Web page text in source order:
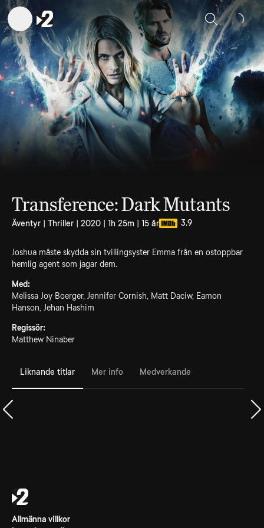
Sök
Transference: Dark Mutants
Äventyr | Thriller | 2020 | 1h 25m | 15 år 3.9
Joshua måste skydda sin tvillingsyster Emma från en ostoppbar
hemlig agent som jagar dem.
Med:
Melissa Joy Boerger, Jennifer Cornish, Matt Daciw, Eamon
Hanson, Jehan Hashim
Regissör:
Matthew Ninaber
Liknande titlar Mer info Medverkande
Allmänna villkor